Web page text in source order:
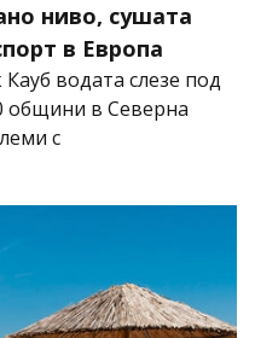
ниво, сушата
в Европа
водата слезе под
общини в Северна
с